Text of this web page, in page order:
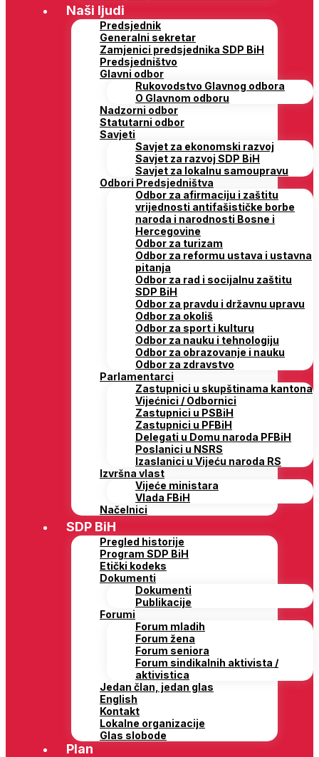
Naši ljudi
Predsjednik
Generalni sekretar
Zamjenici predsjednika SDP BiH
Predsjedništvo
Glavni odbor
Rukovodstvo Glavnog odbora
O Glavnom odboru
Nadzorni odbor
Statutarni odbor
Savjeti
Savjet za ekonomski razvoj
Savjet za razvoj SDP BiH
Savjet za lokalnu samoupravu
Odbori Predsjedništva
Odbor za afirmaciju i zaštitu
vrijednosti antifašističke borbe
naroda i narodnosti Bosne i
Hercegovine
Odbor za turizam
Odbor za reformu ustava i ustavna
pitanja
Odbor za rad i socijalnu zaštitu
SDP BiH
Odbor za pravdu i državnu upravu
Odbor za okoliš
Odbor za sport i kulturu
Odbor za nauku i tehnologiju
Odbor za obrazovanje i nauku
Odbor za zdravstvo
Parlamentarci
Zastupnici u skupštinama kantona
Vijećnici / Odbornici
Zastupnici u PSBiH
Zastupnici u PFBiH
Delegati u Domu naroda PFBiH
Poslanici u NSRS
Izaslanici u Vijeću naroda RS
Izvršna vlast
Vijeće ministara
Vlada FBiH
Načelnici
SDP BiH
Pregled historije
Program SDP BiH
Etički kodeks
Dokumenti
Dokumenti
Publikacije
Forumi
Forum mladih
Forum žena
Forum seniora
Forum sindikalnih aktivista /
aktivistica
Jedan član, jedan glas
English
Kontakt
Lokalne organizacije
Glas slobode
Plan